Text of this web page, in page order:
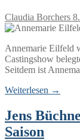
Claudia Borchers
Annemarie Eilfeld
Castingshow
Seitdem ist
Weiterlesen →
Jens
Saison